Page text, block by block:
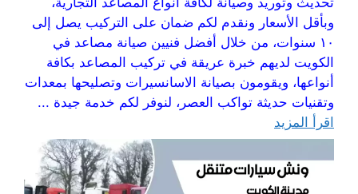
وبأقل الأسعار ونقدم لكم ضمان على التركيب يصل إلى
١٠ سنوات، من خلال أفضل فنيين صيانة مصاعد في
الكويت لديهم خبرة عريقة في تركيب المصاعد بكافة
أنواعها، ويقومون بصيانة الاسانسيرات وتصليحها بمعدات
وتقنيات حديثة تواكب العصر، لنوفر لكم خدمة جيدة ...
اقرأ المزيد